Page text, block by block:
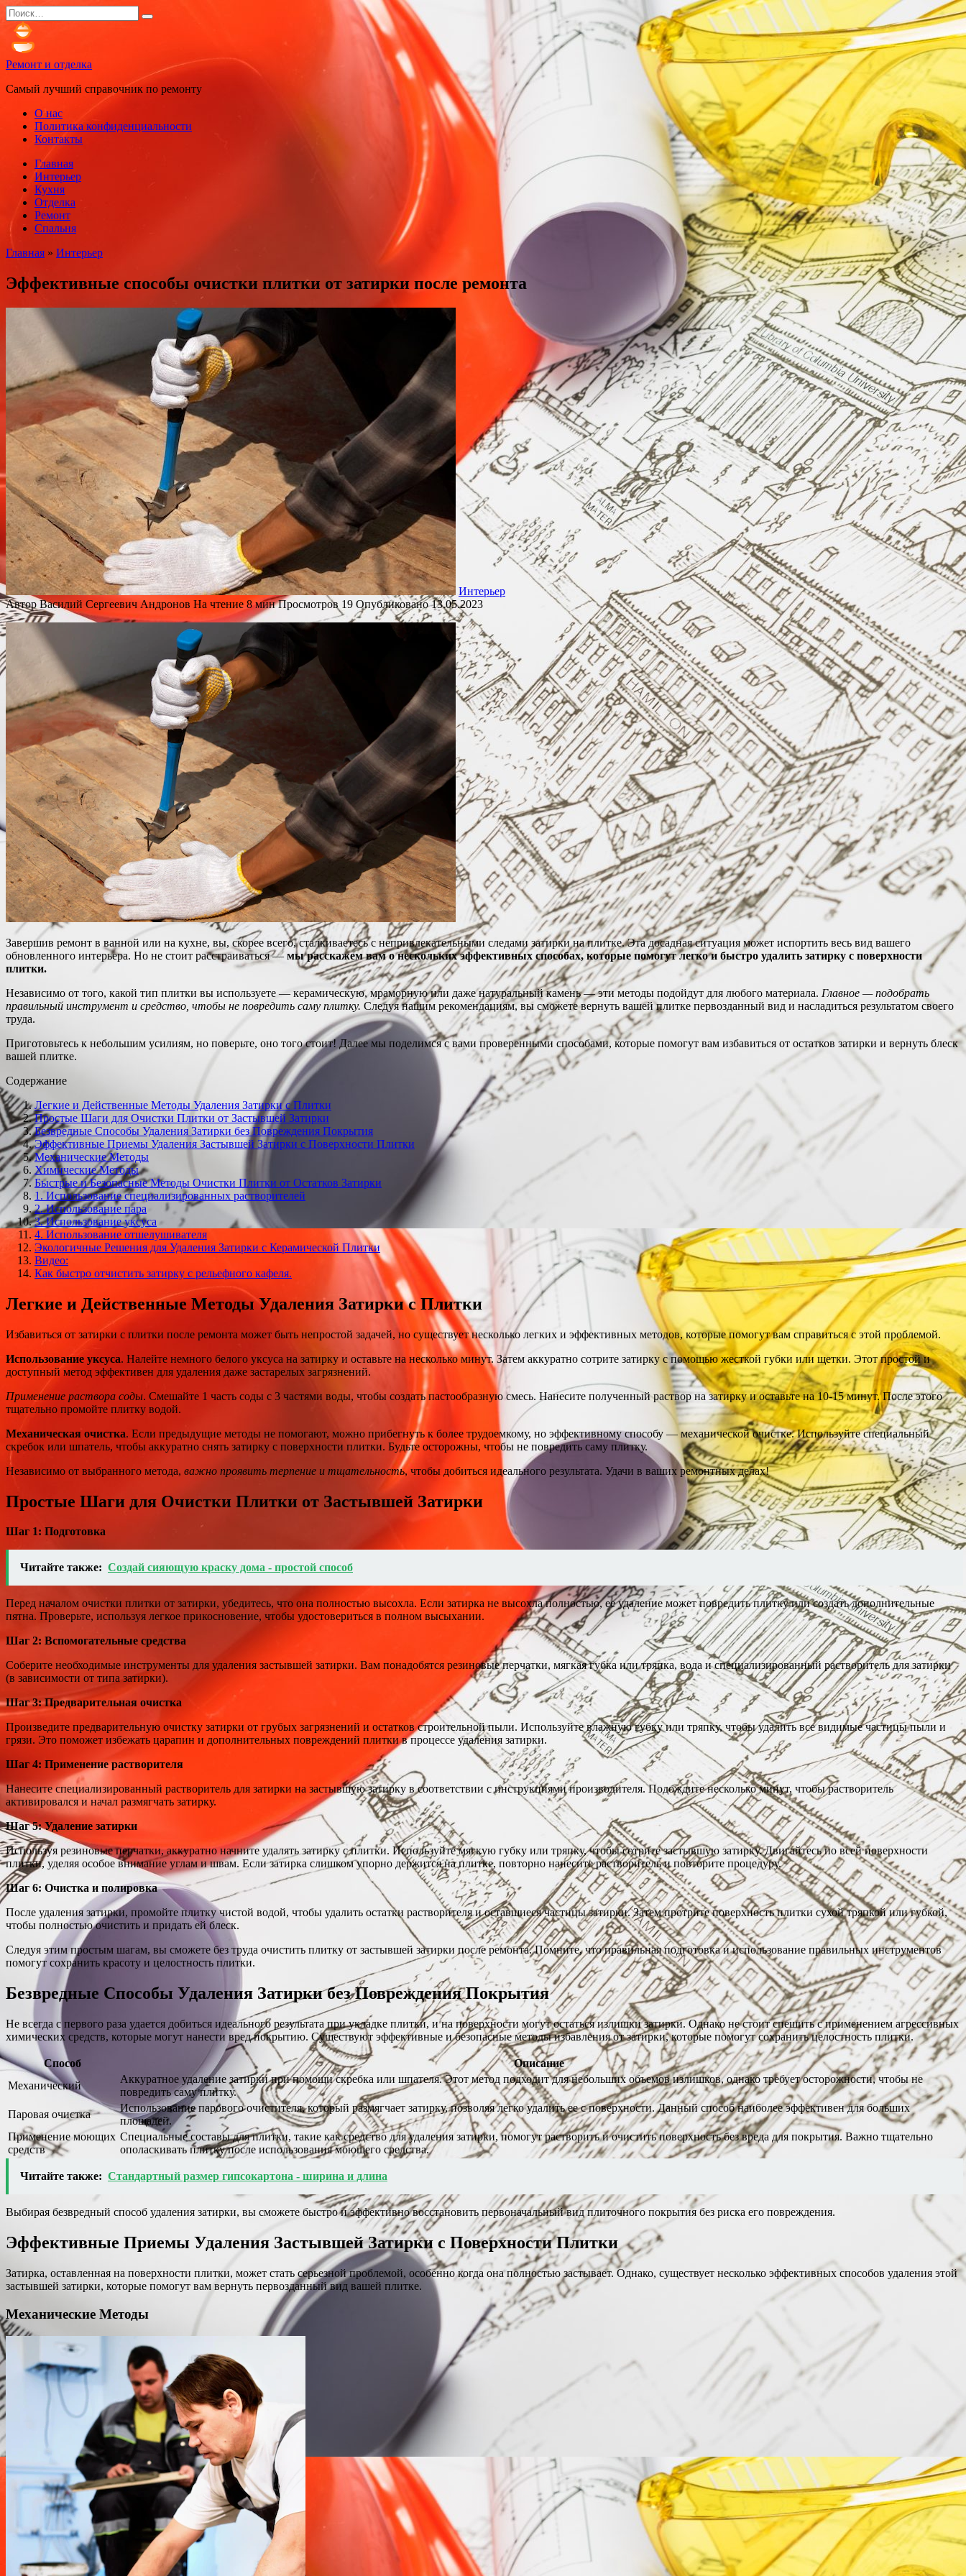
Перейти
к
содержанию
Search
for:
Ремонт и отделка
Самый лучший справочник по ремонту
О нас
Политика конфиденциальности
Контакты
Главная
Интерьер
Кухня
Отделка
Ремонт
Спальня
Главная » Интерьер
Эффективные способы очистки плитки от затирки после ремонта
Интерьер
Автор Василий Сергеевич Андронов На чтение8 мин Просмотров 19 Опубликовано 13.05.2023
Завершив ремонт в ванной или на кухне, вы, скорее всего, сталкиваетесь с непривлекательными следами затирки на плитке. Эта досадная ситуация может испортить весь вид вашего
обновленного интерьера. Но не стоит расстраиваться —мы расскажем вам о нескольких эффективных способах, которые помогут легко и быстро удалить затирку с поверхности
плитки.
Независимо от того, какой тип плитки вы используете — керамическую, мраморную или даже натуральный камень — эти методы подойдут для любого материала. Главное — подобрать
правильный инструмент и средство, чтобы не повредить саму плитку. Следуя нашим рекомендациям, вы сможете вернуть вашей плитке первозданный вид и насладиться результатом своего
труда.
Приготовьтесь к небольшим усилиям, но поверьте, оно того стоит! Далее мы поделимся с вами проверенными способами, которые помогут вам избавиться от остатков затирки и вернуть блеск
вашей плитке.
Содержание
Легкие и Действенные Методы Удаления Затирки с Плитки
Простые Шаги для Очистки Плитки от Застывшей Затирки
Безвредные Способы Удаления Затирки без Повреждения Покрытия
Эффективные Приемы Удаления Застывшей Затирки с Поверхности Плитки
Механические Методы
Химические Методы
Быстрые и Безопасные Методы Очистки Плитки от Остатков Затирки
1. Использование специализированных растворителей
2. Использование пара
3. Использование уксуса
4. Использование отшелушивателя
Экологичные Решения для Удаления Затирки с Керамической Плитки
Видео:
Как быстро отчистить затирку с рельефного кафеля.
Легкие и Действенные Методы Удаления Затирки с Плитки
Избавиться от затирки с плитки после ремонта может быть непростой задачей, но существует несколько легких и эффективных методов, которые помогут вам справиться с этой проблемой.
Использование уксуса. Налейте немного белого уксуса на затирку и оставьте на несколько минут. Затем аккуратно сотрите затирку с помощью жесткой губки или щетки. Этот простой и
доступный метод эффективен для удаления даже застарелых загрязнений.
Применение раствора соды. Смешайте 1 часть соды с 3 частями воды, чтобы создать пастообразную смесь. Нанесите полученный раствор на затирку и оставьте на 10-15 минут. После этого
тщательно промойте плитку водой.
Механическая очистка. Если предыдущие методы не помогают, можно прибегнуть к более трудоемкому, но эффективному способу — механической очистке. Используйте специальный
скребок или шпатель, чтобы аккуратно снять затирку с поверхности плитки. Будьте осторожны, чтобы не повредить саму плитку.
Независимо от выбранного метода, важно проявить терпение и тщательность, чтобы добиться идеального результата. Удачи в ваших ремонтных делах!
Простые Шаги для Очистки Плитки от Застывшей Затирки
Шаг 1: Подготовка
Читайте также: Создай сияющую краску дома - простой способ
Перед началом очистки плитки от затирки, убедитесь, что она полностью высохла. Если затирка не высохла полностью, ее удаление может повредить плитку или создать дополнительные
пятна. Проверьте, используя легкое прикосновение, чтобы удостовериться в полном высыхании.
Шаг 2: Вспомогательные средства
Соберите необходимые инструменты для удаления застывшей затирки. Вам понадобятся резиновые перчатки, мягкая губка или тряпка, вода и специализированный растворитель для затирки
(в зависимости от типа затирки).
Шаг 3: Предварительная очистка
Произведите предварительную очистку затирки от грубых загрязнений и остатков строительной пыли. Используйте влажную губку или тряпку, чтобы удалить все видимые частицы пыли и
грязи. Это поможет избежать царапин и дополнительных повреждений плитки в процессе удаления затирки.
Шаг 4: Применение растворителя
Нанесите специализированный растворитель для затирки на застывшую затирку в соответствии с инструкциями производителя. Подождите несколько минут, чтобы растворитель
активировался и начал размягчать затирку.
Шаг 5: Удаление затирки
Используя резиновые перчатки, аккуратно начните удалять затирку с плитки. Используйте мягкую губку или тряпку, чтобы сотрите застывшую затирку. Двигайтесь по всей поверхности
плитки, уделяя особое внимание углам и швам. Если затирка слишком упорно держится на плитке, повторно нанесите растворитель и повторите процедуру.
Шаг 6: Очистка и полировка
После удаления затирки, промойте плитку чистой водой, чтобы удалить остатки растворителя и оставшиеся частицы затирки. Затем протрите поверхность плитки сухой тряпкой или губкой,
чтобы полностью очистить и придать ей блеск.
Следуя этим простым шагам, вы сможете без труда очистить плитку от застывшей затирки после ремонта. Помните, что правильная подготовка и использование правильных инструментов
помогут сохранить красоту и целостность плитки.
Безвредные Способы Удаления Затирки без Повреждения Покрытия
Не всегда с первого раза удается добиться идеального результата при укладке плитки, и на поверхности могут остаться излишки затирки. Однако не стоит спешить с применением агрессивных
химических средств, которые могут нанести вред покрытию. Существуют эффективные и безопасные методы избавления от затирки, которые помогут сохранить целостность плитки.
Способ
Описание
Механический
Аккуратное удаление затирки при помощи скребка или шпателя. Этот метод подходит для небольших объемов излишков, однако требует осторожности, чтобы не
повредить саму плитку.
Паровая очистка
Использование парового очистителя, который размягчает затирку, позволяя легко удалить ее с поверхности. Данный способ наиболее эффективен для больших
площадей.
Применение моющих
средств
Специальные составы для плитки, такие как средство для удаления затирки, помогут растворить и очистить поверхность без вреда для покрытия. Важно тщательно
ополаскивать плитку после использования моющего средства.
Читайте также: Стандартный размер гипсокартона - ширина и длина
Выбирая безвредный способ удаления затирки, вы сможете быстро и эффективно восстановить первоначальный вид плиточного покрытия без риска его повреждения.
Эффективные Приемы Удаления Застывшей Затирки с Поверхности Плитки
Затирка, оставленная на поверхности плитки, может стать серьезной проблемой, особенно когда она полностью застывает. Однако, существует несколько эффективных способов удаления этой
застывшей затирки, которые помогут вам вернуть первозданный вид вашей плитке.
Механические Методы